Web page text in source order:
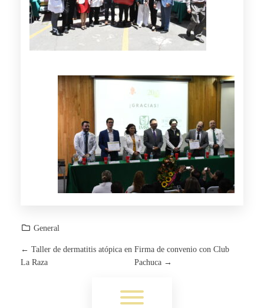
General
P
← Taller de dermatitis atópica en
La Raza
Firma de convenio con Club
Pachuca →